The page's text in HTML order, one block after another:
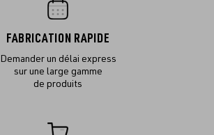
FABRICATION RAPIDE
Demander un délai express
sur une large gamme
de produits